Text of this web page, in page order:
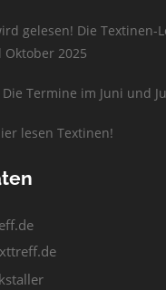
gelesen! Die Textinen-
2025
Termine im Juni und
lesen Textinen!